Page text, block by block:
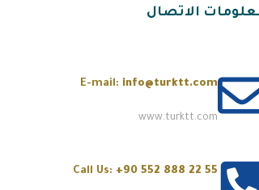
الاتصال
E-mail: info@turktt.com
www.turktt.com
Call Us: +90 552 888 22 55